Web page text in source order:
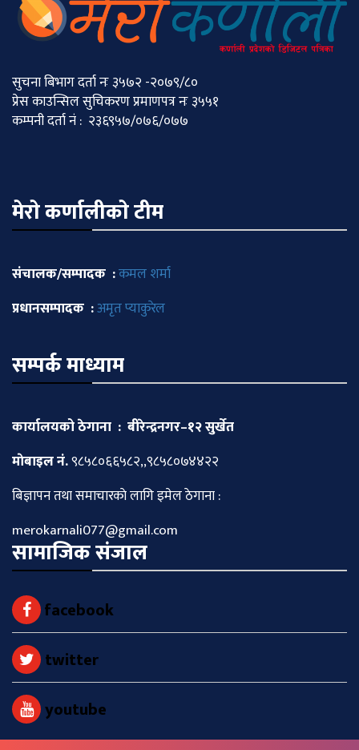
सुचना बिभाग दर्ता नः ३५७२ -२०७९/८०
प्रेस काउन्सिल सुचिकरण प्रमाणपत्र नः ३५५१
कम्पनी दर्ता नं : २३६९५७/०७६/०७७
मेराे कर्णालीकाे टीम
संचालक/सम्पादक :कमल शर्मा
प्रधानसम्पादक :अमृत प्याकुरेल
सम्पर्क माध्याम
कार्यालयको ठेगाना : बीरेन्द्रनगर–१२ सुर्खेत
माेबाइल नं.९८५८०६६५८२,,९८५८०७४४२२
बिज्ञापन तथा समाचारकाे लागि इमेल ठेगाना :
merokarnali077@gmail.com
सामाजिक संजाल
facebook
twitter
youtube